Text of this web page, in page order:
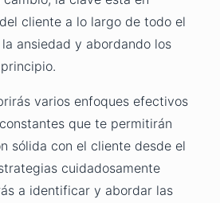
cliente a lo largo de todo el
ansiedad y abordando los
varios enfoques efectivos
que te permitirán
sólida con el cliente desde el
cuidadosamente
a identificar y abordar las